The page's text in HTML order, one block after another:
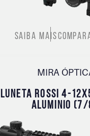
Saiba mais
MIRA
LUNETA ROSSI 4-
ALUMINIO